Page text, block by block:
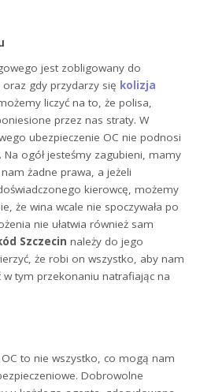
jest zobligowany do
oraz gdy przydarzy się kolizja
liczyć na to, że polisa,
przez nas straty. W
ubezpieczenie OC nie podnosi
ogół jesteśmy zagubieni, mamy
żadne prawa, a jeżeli
kierowcę, możemy
że wina wcale nie spoczywała po
nie ułatwia również sam
Szczecin należy do jego
że robi on wszystko, aby nam
tym przekonaniu natrafiając na
to nie wszystko, co mogą nam
Dobrowolne